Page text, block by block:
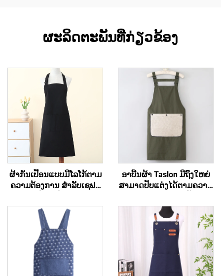
ຜະລິດຕະພັນທີ່ກ່ຽວຂ້ອງ
ຜ້າກັນເປື້ອນແບບມີໂລໂກ້ຕາມ
ຄວາມຕ້ອງການ ສຳລັບເຊຟສີ
ເທີລິກ, ລະບາຍອາກາດໄດ້ດີ
ເຢັນ ປັບໄດ້ ມີຖົງ, ສຳລັບຮ້ານ
ກາເຟ, ບີບີຄິວ, ການບໍລິການ
ອາຫານ ແລະ ການເຮັດຄວາມ
ສະອາດ
ອາບີ້ນຜ້າ Taslon ມີຖົງໃຫຍ່
ສາມາດປັບແຕ່ງໄດ້ຕາມຄວາມ
ສັນຍາລັກ ຫຼື ຈິດຕະລາກອນ
ສຳລັບຜູ້ໃຫຍ່ ມີແຜ່ນເຊັດມືທີ່
ຖອດອອກໄດ້